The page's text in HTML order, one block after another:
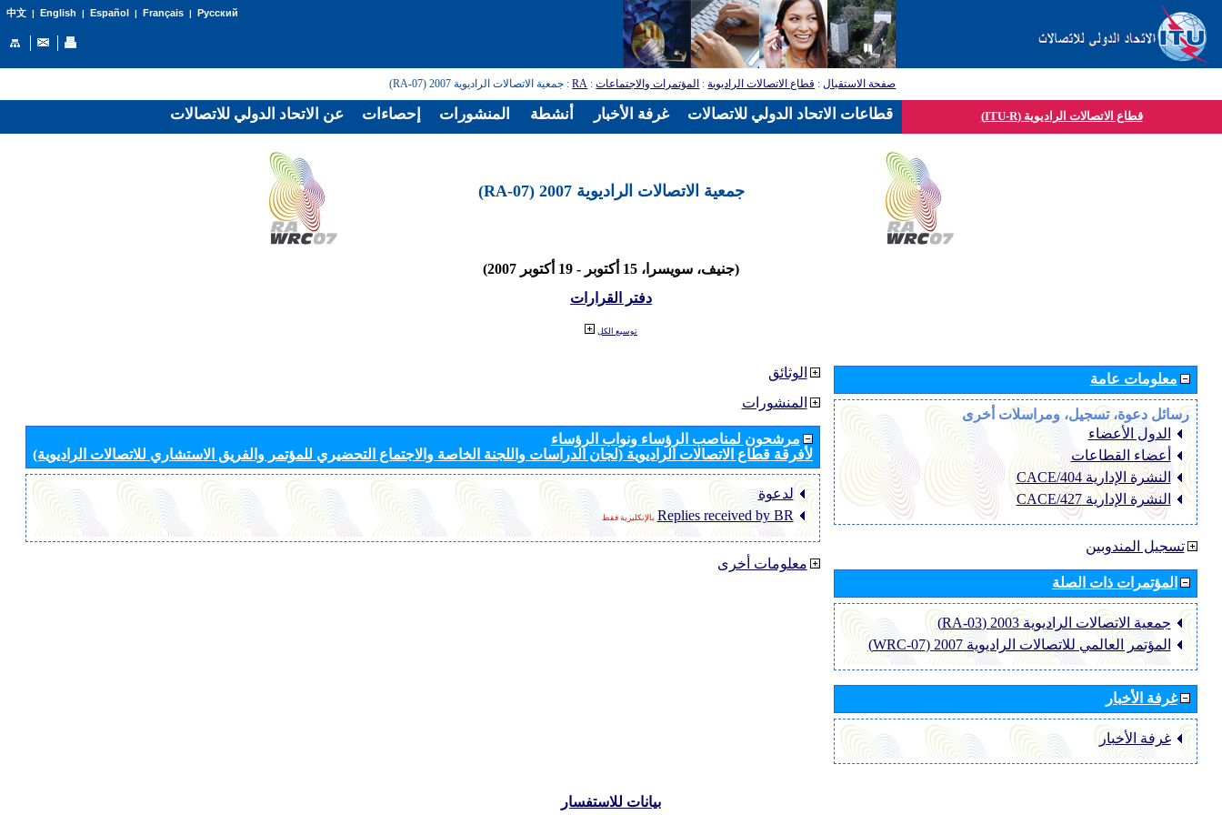
中文| English | Español | Français| Русский
صفحة الاستقبال: قطاع الاتصالات الراديوية: المؤتمرات والاجتماعات:
RA: جمعية الاتصالات الراديوية 2007 (RA-07)
قطاع الاتصالات الراديوية (ITU-R)
جمعية الاتصالات الراديوية 2007 (RA-07)
(جنيف، سويسرا، 15 أكتوبر - 19 أكتوبر 2007)
دفتر القرارات
توسيع الكل
الوثائق
المنشورات
مرشحون لمناصب الرؤساء ونواب الرؤساء
لأفرقة قطاع الاتصالات الراديوية (لجان الدراسات واللجنة الخاصة والاجتماع التحضيري للمؤتمر والفريق الاستشاري للاتصالات الراديوية)
لدعوة
Replies received by BR بالإنكليزية فقط
معلومات أخرى
معلومات عامة
رسائل دعوة، تسجيل، ومراسلات أخرى
الدول الأعضاء
أعضاء القطاعات
النشرة الإدارية CACE/404
النشرة الإدارية CACE/427
تسجيل المندوبين
المؤتمرات ذات الصلة
جمعية الاتصالات الراديوية 2003 (RA-03)
المؤتمر العالمي للاتصالات الراديوية 2007 (WRC-07)
غرفة الأخبار
غرفة الأخبار
بيانات للاستفسار
عن الاتحاد الدولي للاتصالات إحصاءات المنشورات أنشطة غرفة الأخبار قطاعات الاتحاد الدولي للاتصالات